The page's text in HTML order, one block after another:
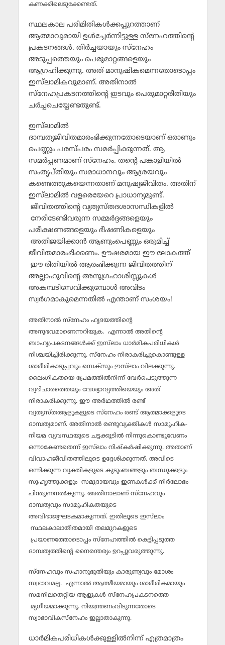
കണക്കിലെടുക്കേണ്ടത്.
സ്ഥലകാല പരിമിതികള്‍ക്കപ്പുറത്താണ്
ആത്മാവുമായി ഉള്‍ച്ചേര്‍ന്നിട്ടുള്ള സ്‌നേഹത്തിന്റെ
പ്രകടനങ്ങള്‍. തീര്‍ച്ചയായും സ്‌നേഹം
അടുപ്പത്തെയും പെരുമാറ്റങ്ങളെയും
ആഗ്രഹിക്കുന്നു. അത് മാനുഷികമെന്നതോടൊപ്പം
ഇസ്‌ലാമികവുമാണ്. അതിനാല്‍
സ്‌നേഹപ്രകടനത്തിന്റെ ഇടവും പെരുമാറ്റരീതിയും
ചര്‍ച്ചചെയ്യേണ്ടതുണ്ട്.
ഇസ്‌ലാമില്‍
ദാമ്പത്യജീവിതമാരംഭിക്കുന്നതോടെയാണ് ഒരാണും
പെണ്ണും പരസ്പരം സമര്‍പ്പിക്കുന്നത്. ആ
സമര്‍പ്പണമാണ് സ്‌നേഹം. തന്റെ പങ്കാളിയില്‍
സംതൃപ്തിയും സമാധാനവും ആശ്രയവും
കണ്ടെത്തുകയെന്നതാണ് മനുഷ്യജീവിതം. അതിന്
ഇസ്‌ലാമില്‍ വളരെയേറെ പ്രാധാന്യമുണ്ട്.
ജീവിതത്തിന്റെ വ്യത്യസ്തദശാസന്ധികളില്‍
നേരിടേണ്ടിവരുന്ന സമ്മര്‍ദ്ദങ്ങളെയും
പരീക്ഷണങ്ങളെയും ഭീഷണികളെയും
അതിജയിക്കാന്‍ ആണുംപെണ്ണും ഒരുമിച്ച്
ജീവിതമാരംഭിക്കണം. ഊഷരമായ ഈ ലോകത്ത്
ഈ രീതിയില്‍ ആരംഭിക്കുന്ന ജീവിതത്തിന്
അല്ലാഹുവിന്റെ അനുഗ്രഹാശിസ്സുകള്‍
അകമ്പടിസേവിക്കുമ്പോള്‍ അവിടം
സ്വര്‍ഗമാകുമെന്നതില്‍ എന്താണ് സംശയം!
അതിനാല്‍ സ്‌നേഹം ഹൃദയത്തിന്റെ
അനുഭവമാണെന്നറിയുക. എന്നാല്‍ അതിന്റെ
ബാഹ്യപ്രകടനങ്ങള്‍ക്ക് ഇസ്‌ലാം ധാര്‍മികപരിധികള്‍
നിശ്ചയിച്ചിരിക്കുന്നു. സ്‌നേഹം നിരാകരിച്ചുകൊണ്ടുള്ള
ശാരീരികാടുപ്പവും സെക്‌സും ഇസ്‌ലാം വിലക്കുന്നു.
ലൈംഗികതയെ പ്രേമത്തില്‍നിന്ന് വേര്‍പെടുത്തുന്ന
വ്യഭിചാരത്തെയും വേശ്യാവൃത്തിയെയും അത്
നിരാകരിക്കുന്നു. ഈ അര്‍ഥത്തില്‍ രണ്ട്
വ്യത്യസ്തആളുകളുടെ സ്‌നേഹം രണ്ട് ആത്മാക്കളുടെ
ദാമ്പത്യമാണ്. അതിനാല്‍ രണ്ടുവ്യക്തികള്‍ സാമൂഹിക-
നിയമ വ്യവസ്ഥയുടെ ചട്ടക്കൂടില്‍ നിന്നുകൊണ്ടുവേണം
ഒന്നാകേണ്ടതെന്ന് ഇസ്‌ലാം നിഷ്‌കര്‍ഷിക്കുന്നു. അതാണ്
വിവാഹജീവിതത്തിലൂടെ ഉദ്ദേശിക്കുന്നത്. അവിടെ
ഒന്നിക്കുന്ന വ്യക്തികളുടെ കുടുംബങ്ങളും ബന്ധുക്കളും
സുഹൃത്തുക്കളും സമുദായവും ഇണകള്‍ക്ക് നിര്‍ലോഭം
പിന്തുണനല്‍കുന്നു. അതിനാലാണ് സ്‌നേഹവും
ദാമ്പത്യവും സാമൂഹികതയുടെ
അവിഭാജ്യഘടകമാകുന്നത്. ഇതിലൂടെ ഇസ്‌ലാം
സ്ഥലകാലാതീതമായി തലമുറകളുടെ
പ്രയാണത്തോടൊപ്പം സ്‌നേഹത്തില്‍ കെട്ടിപ്പടുത്ത
ദാമ്പത്യത്തിന്റെ നൈരന്തര്യം ഉറപ്പുവരുത്തുന്നു.
സ്‌നേഹവും സഹാനുഭൂതിയും കാരുണ്യവും മോശം
സ്വഭാവമല്ല. എന്നാല്‍ ആത്മീയമായും ശാരീരികമായും
സമനിലതെറ്റിയ ആളുകള്‍ സ്‌നേഹപ്രകടനത്തെ
മൃഗീയമാക്കുന്നു. നിയന്ത്രണംവിടുന്നതോടെ
സ്വാഭാവികസ്‌നേഹം ഇല്ലാതാകുന്നു.
ധാര്‍മികപരിധികള്‍ക്കുള്ളില്‍നിന്ന് എത്രമാത്രം